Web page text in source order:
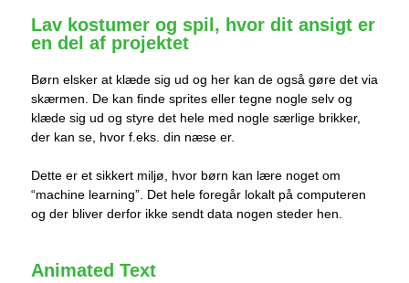
Lav kostumer og spil, hvor dit ansigt er
en del af projektet
Børn elsker at klæde sig ud og her kan de også gøre det via
skærmen. De kan finde sprites eller tegne nogle selv og
klæde sig ud og styre det hele med nogle særlige brikker,
der kan se, hvor f.eks. din næse er.
Dette er et sikkert miljø, hvor børn kan lære noget om
“machine learning”. Det hele foregår lokalt på computeren
og der bliver derfor ikke sendt data nogen steder hen.
Animated Text